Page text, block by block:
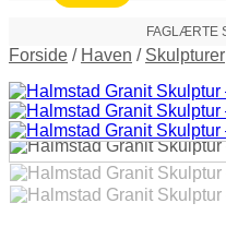
FAGLÆRTE
Forside / Haven / Skulpturer